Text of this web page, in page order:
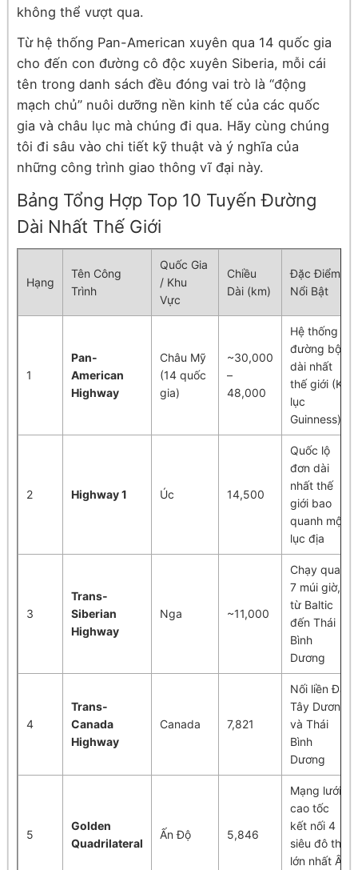
không thể vượt qua.
Từ hệ thống Pan-American xuyên qua 14 quốc gia
cho đến con đường cô độc xuyên Siberia, mỗi cái
tên trong danh sách đều đóng vai trò là “động
mạch chủ” nuôi dưỡng nền kinh tế của các quốc
gia và châu lục mà chúng đi qua. Hãy cùng chúng
tôi đi sâu vào chi tiết kỹ thuật và ý nghĩa của
những công trình giao thông vĩ đại này.
Bảng Tổng Hợp Top 10 Tuyến Đường
Dài Nhất Thế Giới
Hạng
Tên Công
Trình
Quốc Gia
/ Khu
Vực
Chiều
Dài (km)
Đặc Điểm
Nổi Bật
1
Pan-
American
Highway
Châu Mỹ
(14 quốc
gia)
~30,000
–
48,000
Hệ thống
đường bộ
dài nhất
thế giới (Kỷ
lục
Guinness)
2 Highway 1 Úc 14,500
Quốc lộ
đơn dài
nhất thế
giới bao
quanh một
lục địa
3
Trans-
Siberian
Highway
Nga ~11,000
Chạy qua
7 múi giờ,
từ Baltic
đến Thái
Bình
Dương
4
Trans-
Canada
Highway
Canada 7,821
Nối liền Đại
Tây Dương
và Thái
Bình
Dương
5
Golden
Quadrilateral
Ấn Độ 5,846
Mạng lưới
cao tốc
kết nối 4
siêu đô thị
lớn nhất Ấn